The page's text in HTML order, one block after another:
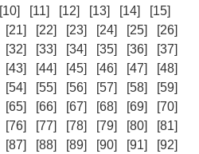
[10] [11] [12] [13] [14]
[15]
[21] [22] [23] [24] [25]
[26]
[32] [33] [34] [35] [36]
[37]
[43] [44] [45] [46] [47]
[48]
[54] [55] [56] [57] [58]
[59]
[65] [66] [67] [68] [69]
[70]
[76] [77] [78] [79] [80]
[81]
[87] [88] [89] [90] [91]
[92]